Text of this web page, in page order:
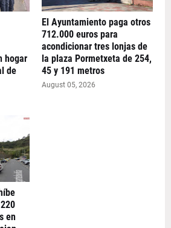
hogar
de
El Ayuntamiento paga otros
712.000 euros para
acondicionar tres lonjas de
la plaza Pormetxeta de 254,
45 y 191 metros
August 05, 2026
en